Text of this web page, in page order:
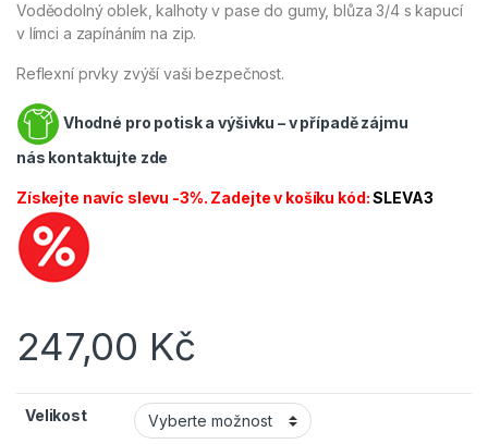
Voděodolný oblek, kalhoty v pase do gumy, blůza 3/4 s kapucí
v límci a zapínáním na zip.
Reflexní prvky zvýší vaši bezpečnost.
Vhodné pro potisk a výšivku – v případě zájmu
nás kontaktujte zde
Získejte navíc slevu -3%. Zadejte v košíku kód:SLEVA3
247,00 Kč
Velikost